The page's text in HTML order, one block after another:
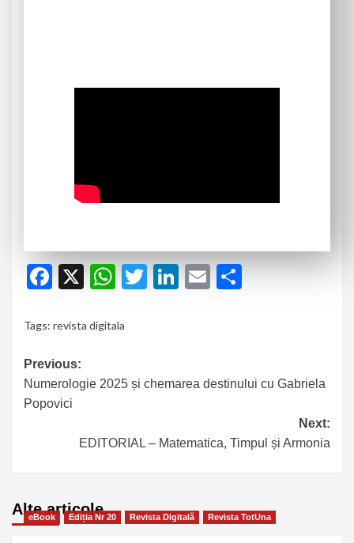
Facebook
X WhatsApp
Twitter
LinkedIn
Email
Tags: revista digitala
Previous:
Numerologie 2025 și chemarea destinului cu Gabriela
Popovici
Next:
EDITORIAL – Matematica, Timpul și Armonia
Alte articole…
eBook Ediția Nr 20 Revista Digitală Revista TotUna